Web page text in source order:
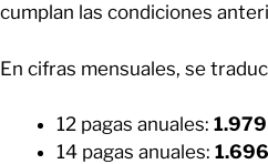
cumplan las condiciones
En cifras mensuales, se
12 pagas anuales:
14 pagas anuales: